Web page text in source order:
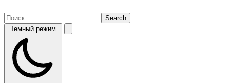
Темный режим